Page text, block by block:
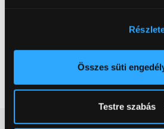
elhelyezkedéséről pár méteres
Az Ön készülékén
módjairól és adja meg preferenciáit
pontban. Bármikor módosíthatja
Összes süti
Testre szabás
124
Vásárlói vélemények(0)